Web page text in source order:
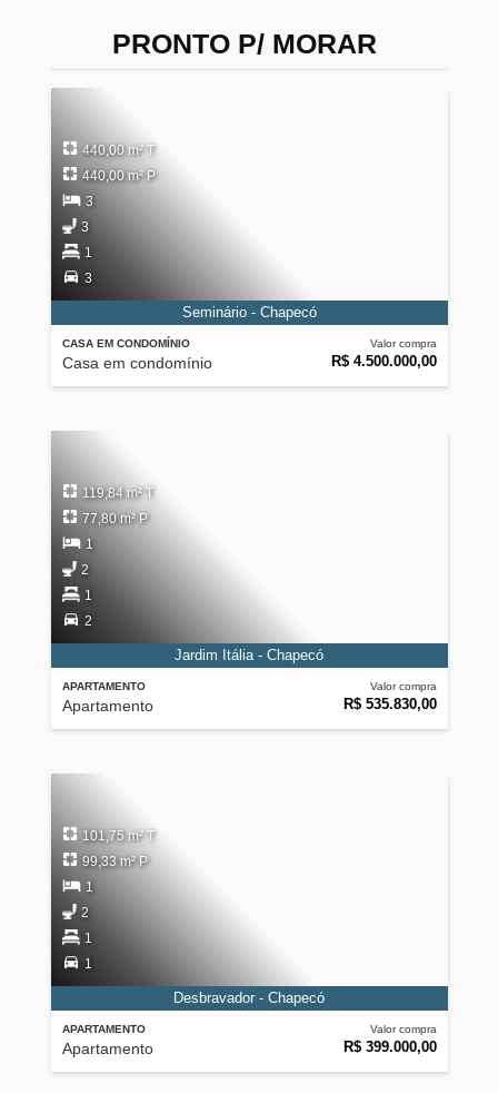
PRONTO P/ MORAR
CASA EM CONDOMÍNIO
Casa em condomínio
Valor compra
R$ 4.500.000,00
440,00 m² T
440,00 m² P
3
3
1
3
Seminário - Chapecó
APARTAMENTO
Apartamento
Valor compra
R$ 535.830,00
119,84 m² T
77,80 m² P
1
2
1
2
Jardim Itália - Chapecó
APARTAMENTO
Apartamento
Valor compra
R$ 399.000,00
101,75 m² T
99,33 m² P
1
2
1
1
Desbravador - Chapecó